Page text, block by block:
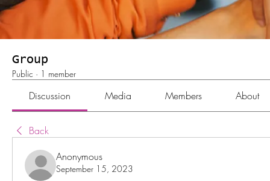
Group
Public · 1 member
Discussion Media Members About
Back
Anonymous
September 15, 2023